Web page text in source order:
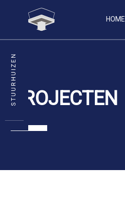
HOME
PROJECTEN